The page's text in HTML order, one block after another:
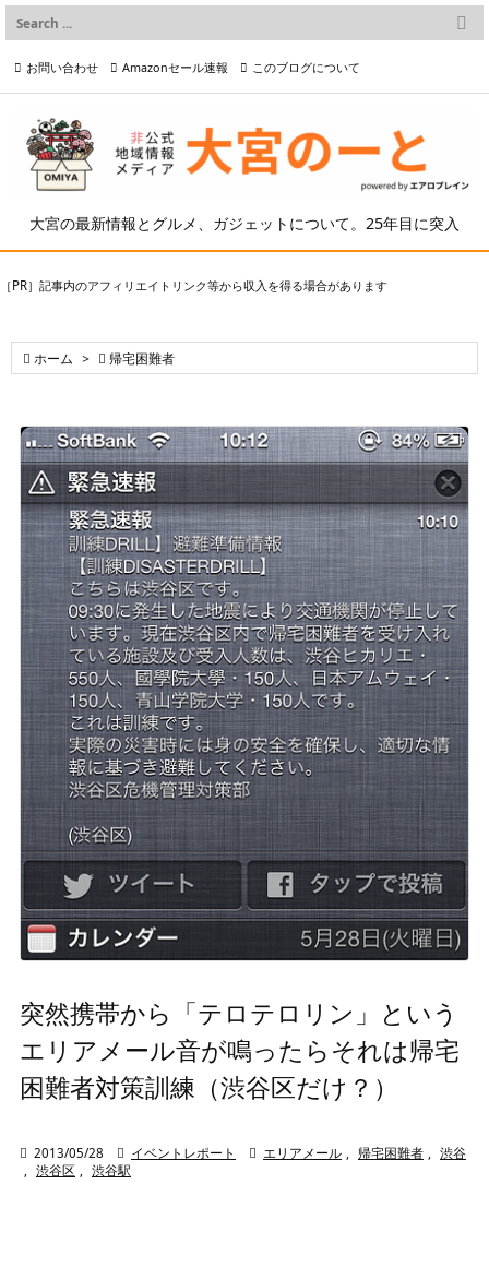
大宮の最新情報とグルメ、ガジェットについて。25年目に突入

メニュー

検索
お問い合わせ Amazonセール速報 このブログについて
プライバシーポリシー等
［PR］記事内のアフィリエイトリンク等から収入を得る場合があります
 ホーム >  帰宅困難者
突然携帯から「テロテロリン」という
エリアメール音が鳴ったらそれは帰宅
困難者対策訓練（渋谷区だけ？）
 2013/05/28  イベントレポート  エリアメール , 帰宅困難者 , 渋谷
, 渋谷区 , 渋谷駅